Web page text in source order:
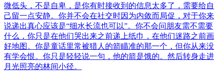
微低头，不是自卑，是你有时接收到的信息太多了，需要给自
己留一点安静。你并不会在社交时因为内敛而局促，对于你来
说递出真心应该是“细水长流也可以”。你不会问朋友需不需要
什么，你只是在他们哭出来之前递上纸巾，在他们迷路之前画
好地图。你是童话里常被猎人的箭瞄准的那一个，但你从来没
有学会恨。你只是轻轻说一句，他的箭是饿的。然后转身走进
月光照亮的林间小径。